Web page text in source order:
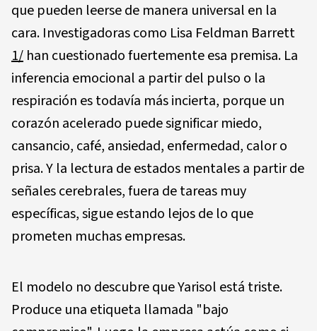
que pueden leerse de manera universal en la
cara. Investigadoras como Lisa Feldman Barrett
1/ han cuestionado fuertemente esa premisa. La
inferencia emocional a partir del pulso o la
respiración es todavía más incierta, porque un
corazón acelerado puede significar miedo,
cansancio, café, ansiedad, enfermedad, calor o
prisa. Y la lectura de estados mentales a partir de
señales cerebrales, fuera de tareas muy
específicas, sigue estando lejos de lo que
prometen muchas empresas.
El modelo no descubre que Yarisol está triste.
Produce una etiqueta llamada "bajo